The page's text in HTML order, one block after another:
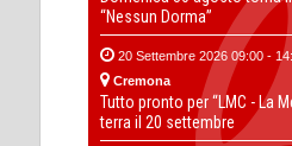
“Nessun Dorma”
20 Settembre 2026 09:00 -
Cremona
Tutto pronto per “LMC - La
terra il 20 settembre